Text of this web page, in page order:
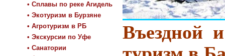
• Сплавы по реке Агидель
• Экотуризм в Бурзяне
• Агротуризм в РБ
• Экскурсии по Уфе
• Санатории
Въездной